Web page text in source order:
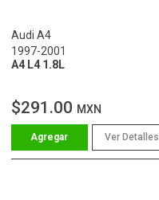
Audi A4
1997-2001
A4 L4 1.8L
$291.00 MXN
Ver Detalles